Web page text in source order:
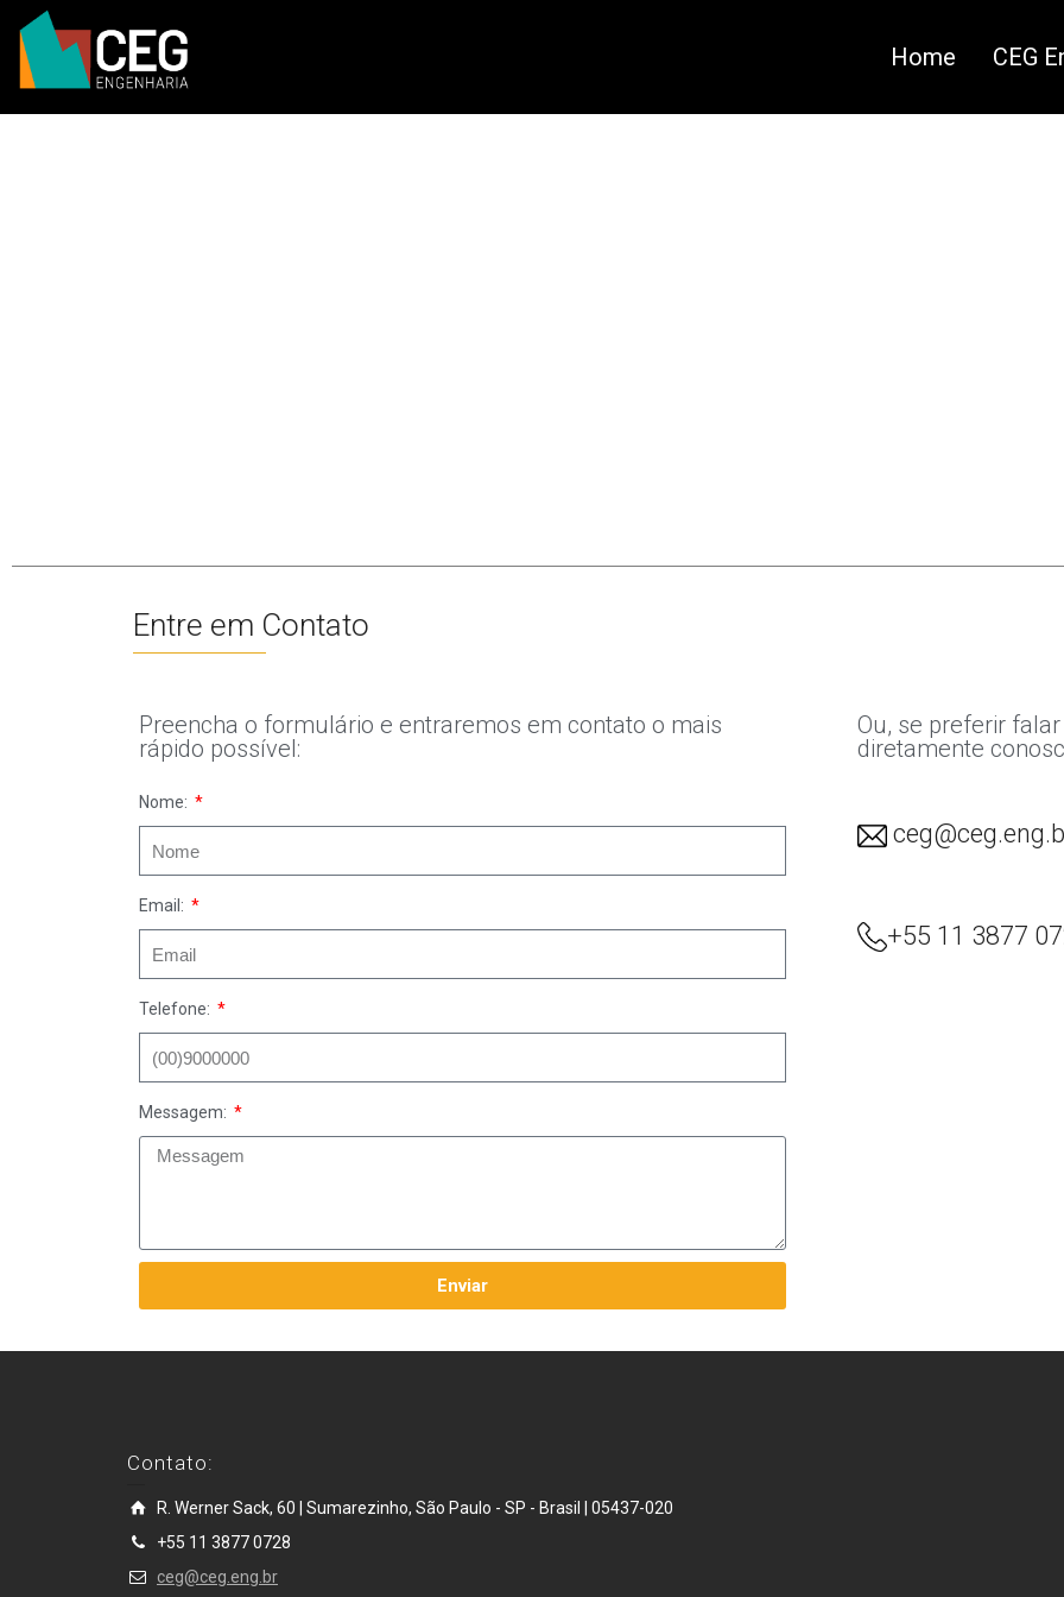
Home CEG
Entre em Contato
Preencha o formulário e entraremos em contato o mais
rápido possível:
Nome:
Email:
Telefone:
Messagem:
Enviar
Ou, se preferir falar
diretamente
+55 11 3877
Contato:
R. Werner Sack, 60 | Sumarezinho, São Paulo - SP - Brasil | 05437-020
+55 11 3877 0728
ceg@ceg.eng.br